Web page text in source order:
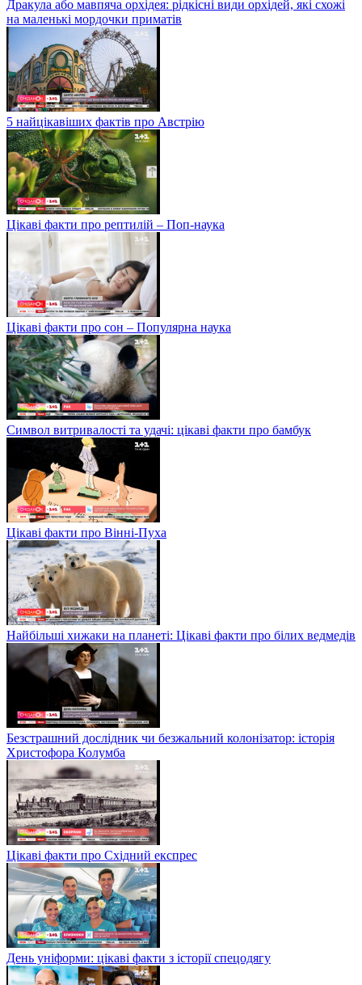
Дракула або мавпяча орхідея: рідкісні види орхідей, які схожі
на маленькі мордочки приматів
5 найцікавіших фактів про Австрію
Цікаві факти про рептилій – Поп-наука
Цікаві факти про сон – Популярна наука
Символ витривалості та удачі: цікаві факти про бамбук
Цікаві факти про Вінні-Пуха
Найбільші хижаки на планеті: Цікаві факти про білих ведмедів
Безстрашний дослідник чи безжальний колонізатор: історія
Христофора Колумба
Цікаві факти про Східний експрес
День уніформи: цікаві факти з історії спецодягу